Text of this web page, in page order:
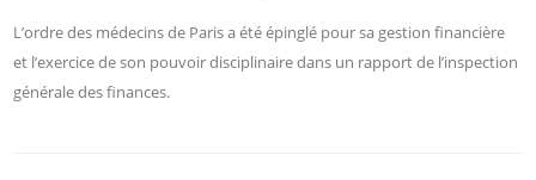
L’ordre des médecins de Paris a été épinglé pour sa gestion financière
et l’exercice de son pouvoir disciplinaire dans un rapport de l’inspection
générale des finances.